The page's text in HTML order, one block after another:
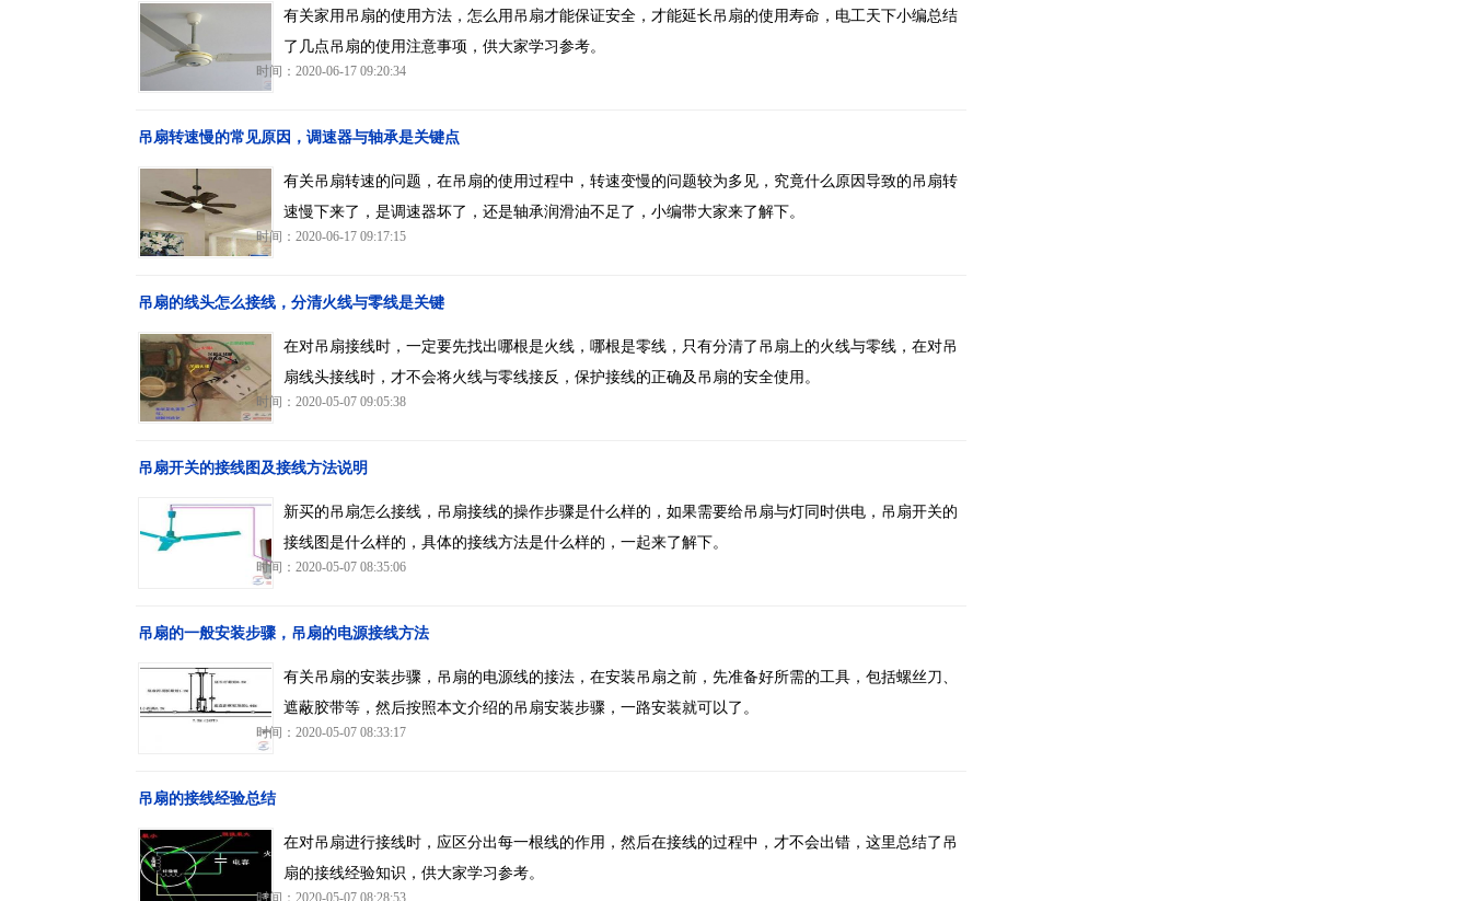
有关家用吊扇的使用方法，怎么用吊扇才能保证安全，才能延长吊扇的使用寿命，电工天下小编总结
了几点吊扇的使用注意事项，供大家学习参考。
时间：2020-06-17 09:20:34
吊扇转速慢的常见原因，调速器与轴承是关键点
有关吊扇转速的问题，在吊扇的使用过程中，转速变慢的问题较为多见，究竟什么原因导致的吊扇转
速慢下来了，是调速器坏了，还是轴承润滑油不足了，小编带大家来了解下。
时间：2020-06-17 09:17:15
吊扇的线头怎么接线，分清火线与零线是关键
在对吊扇接线时，一定要先找出哪根是火线，哪根是零线，只有分清了吊扇上的火线与零线，在对吊
扇线头接线时，才不会将火线与零线接反，保护接线的正确及吊扇的安全使用。
时间：2020-05-07 09:05:38
吊扇开关的接线图及接线方法说明
新买的吊扇怎么接线，吊扇接线的操作步骤是什么样的，如果需要给吊扇与灯同时供电，吊扇开关的
接线图是什么样的，具体的接线方法是什么样的，一起来了解下。
时间：2020-05-07 08:35:06
吊扇的一般安装步骤，吊扇的电源接线方法
有关吊扇的安装步骤，吊扇的电源线的接法，在安装吊扇之前，先准备好所需的工具，包括螺丝刀、
遮蔽胶带等，然后按照本文介绍的吊扇安装步骤，一路安装就可以了。
时间：2020-05-07 08:33:17
吊扇的接线经验总结
在对吊扇进行接线时，应区分出每一根线的作用，然后在接线的过程中，才不会出错，这里总结了吊
扇的接线经验知识，供大家学习参考。
时间：2020-05-07 08:28:53